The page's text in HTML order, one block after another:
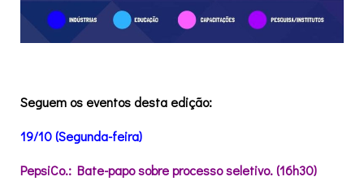
Seguem os eventos desta edição:
19/10 (Segunda-feira)
PepsiCo.: Bate-papo sobre processo seletivo. (16h30)